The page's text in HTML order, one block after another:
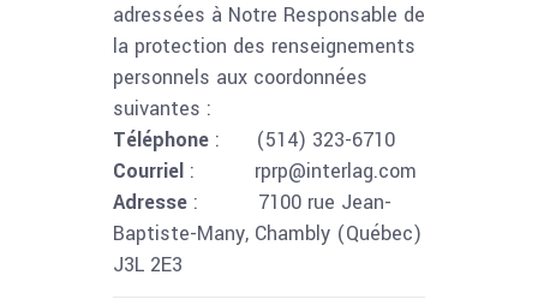
adressées à Notre Responsable de
la protection des renseignements
personnels aux coordonnées
suivantes :
Téléphone : (514) 323-6710
Courriel : rprp@interlag.com
Adresse : 7100 rue Jean-
Baptiste-Many, Chambly (Québec)
J3L 2E3